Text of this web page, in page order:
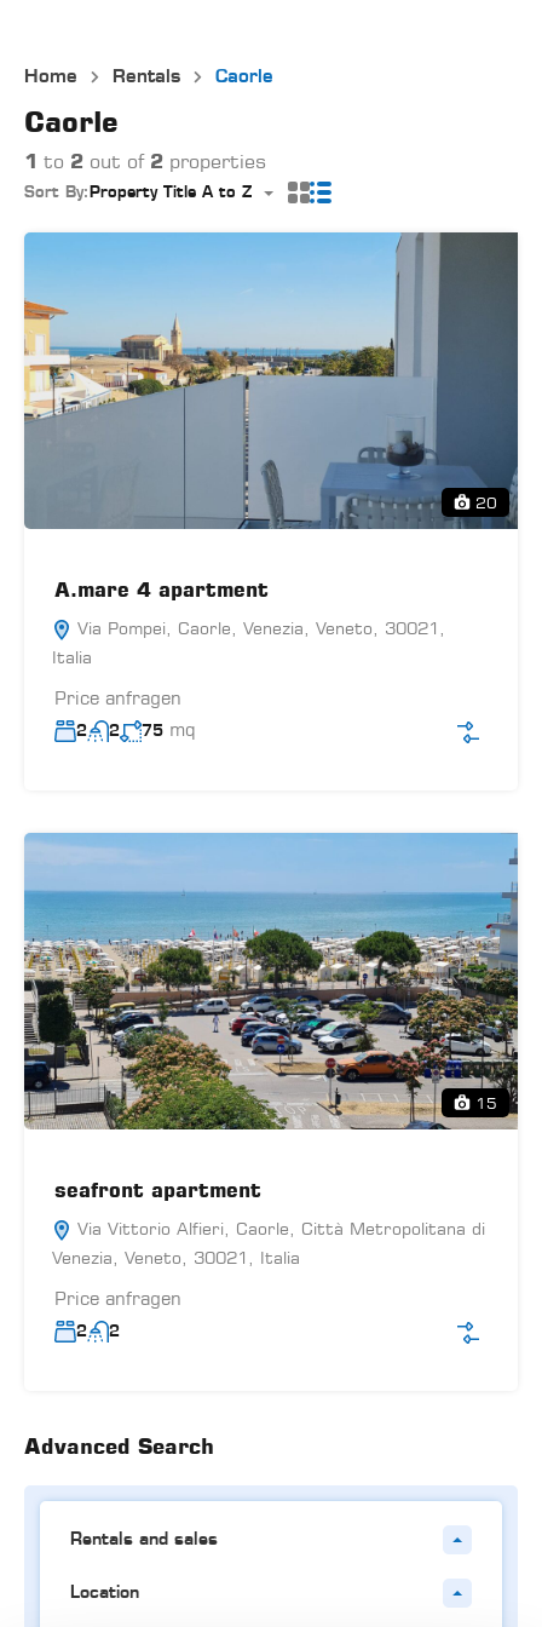
Home Rentals Caorle
Caorle
1 to 2 out of 2 properties
Sort By: Property Title A to Z
20
A.mare 4 apartment
Via Pompei, Caorle, Venezia, Veneto, 30021,
Italia
Price anfragen
2 2 75 mq
15
seafront apartment
Via Vittorio Alfieri, Caorle, Città Metropolitana di
Venezia, Veneto, 30021, Italia
Price anfragen
2 2
Advanced Search
Rentals and sales
Location